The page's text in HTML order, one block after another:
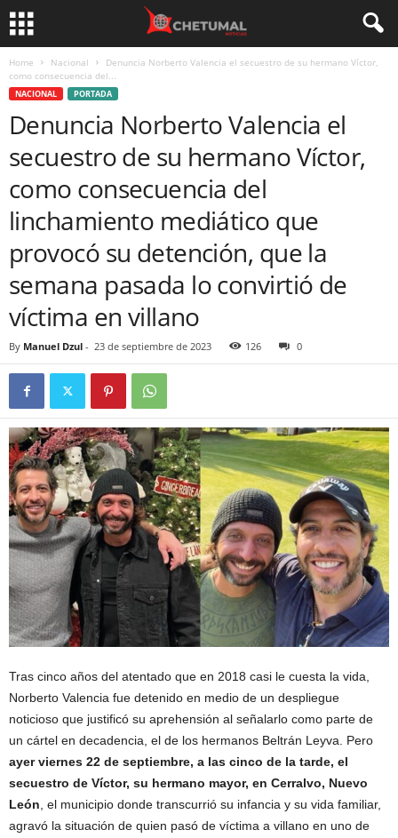
Home Nacional
Denuncia Norberto Valencia el secuestro de su hermano Víctor,
como consecuencia del...
NACIONAL PORTADA
Denuncia Norberto Valencia el
secuestro de su hermano Víctor,
como consecuencia del
linchamiento mediático que
provocó su detención, que la
semana pasada lo convirtió de
víctima en villano
By Manuel Dzul - 23 de septiembre de 2023 126 0
Tras cinco años del atentado que en 2018 casi le cuesta la vida,
Norberto Valencia fue detenido en medio de un despliegue
noticioso que justificó su aprehensión al señalarlo como parte de
un cártel en decadencia, el de los hermanos Beltrán Leyva. Pero
ayer viernes 22 de septiembre, a las cinco de la tarde, el
secuestro de Víctor, su hermano mayor, en Cerralvo, Nuevo
León , el municipio donde transcurrió su infancia y su vida familiar,
agravó la situación de quien pasó de víctima a villano en uno de